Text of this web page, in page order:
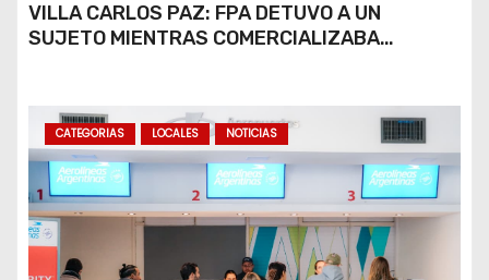
VILLA CARLOS PAZ: FPA DETUVO A UN
SUJETO MIENTRAS COMERCIALIZABA
CATEGORIAS LOCALES NOTICIAS